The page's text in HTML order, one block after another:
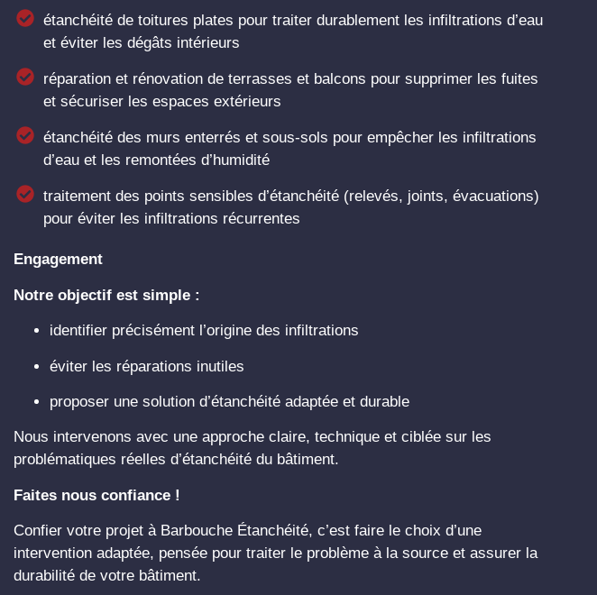
étanchéité de toitures plates pour traiter durablement les infiltrations d’eau
et éviter les dégâts intérieurs
réparation et rénovation de terrasses et balcons pour supprimer les fuites
et sécuriser les espaces extérieurs
étanchéité des murs enterrés et sous-sols pour empêcher les infiltrations
d’eau et les remontées d’humidité
traitement des points sensibles d’étanchéité (relevés, joints, évacuations)
pour éviter les infiltrations récurrentes
Engagement
Notre objectif est simple :
identifier précisément l’origine des infiltrations
éviter les réparations inutiles
proposer une solution d’étanchéité adaptée et durable
Nous intervenons avec une approche claire, technique et ciblée sur les
problématiques réelles d’étanchéité du bâtiment.
Faites nous confiance !
Confier votre projet à Barbouche Étanchéité, c’est faire le choix d’une
intervention adaptée, pensée pour traiter le problème à la source et assurer la
durabilité de votre bâtiment.